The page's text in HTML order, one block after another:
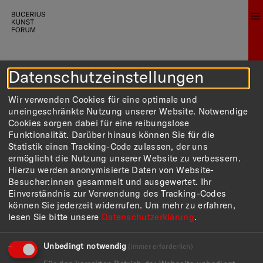
AKTUELL
Datenschutzeinstellungen
Wir verwenden Cookies für eine optimale und
uneingeschränkte Nutzung unserer Website. Notwendige
Cookies sorgen dabei für eine reibungslose
Funktionalität. Darüber hinaus können Sie für die
Statistik einen Tracking-Code zulassen, der uns
ermöglicht die Nutzung unserer Website zu verbessern.
Hierzu werden anonymisierte Daten von Website-
Besucher:innen gesammelt und ausgewertet. Ihr
Einverständnis zur Verwendung des Tracking-Codes
können Sie jederzeit widerrufen. Um mehr zu erfahren,
lesen Sie bitte unsere Datenschutzerklärung.
Unbedingt notwendig (immer erforderlich)